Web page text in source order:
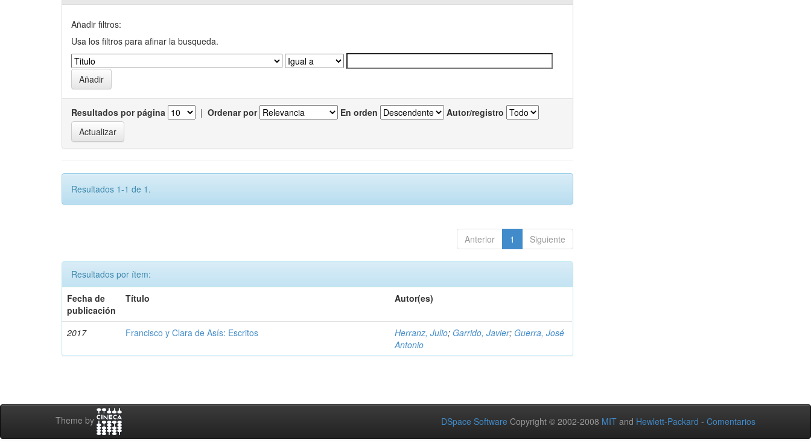
Añadir filtros:
Usa los filtros para afinar la busqueda.
Resultados por página | Ordenar por En orden Autor/registro
Resultados 1-1 de 1.
Anterior 1 Siguiente
Resultados por ítem:
Fecha de
publicación
Título Autor(es)
2017 Francisco y Clara de Asís: Escritos Herranz, Julio; Garrido, Javier; Guerra, José
Antonio
Theme by DSpace Software Copyright © 2002-2008 MIT and Hewlett-Packard - Comentarios